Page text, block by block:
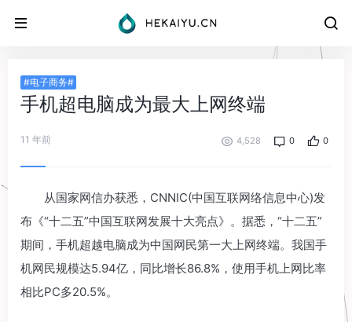
#电子商务#
手机超电脑成为最大上网终端
11 年前 4,528 0 0
从国家网信办获悉，CNNIC(中国互联网络信息中心)发
布《“十二五”中国互联网发展十大亮点》。据悉，“十二五”
期间，手机超越电脑成为中国网民第一大上网终端。我国手
机网民规模达5.94亿，同比增长86.8%，使用手机上网比率
相比PC多20.5%。